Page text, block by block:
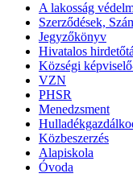
A lakosság
Szerződések,
Jegyzőkönyv
Hivatalos
Községi
VZN
PHSR
Menedzsment
Közbeszerzés
Alapiskola
Óvoda